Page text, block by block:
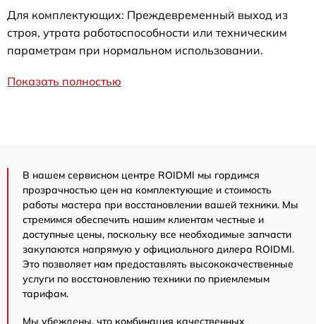
Для комплектующих: Преждевременный выход из
строя, утрата работоспособности или техническим
параметрам при нормальном использовании.
Показать полностью
В нашем сервисном центре ROIDMI мы гордимся
прозрачностью цен на комплектующие и стоимость
работы мастера при восстановлении вашей техники. Мы
стремимся обеспечить нашим клиентам честные и
доступные цены, поскольку все необходимые запчасти
закупаются напрямую у официального дилера ROIDMI.
Это позволяет нам предоставлять высококачественные
услуги по восстановлению техники по приемлемым
тарифам.
Мы убеждены, что комбинация качественных